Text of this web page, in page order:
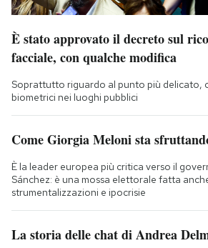
È stato approvato il decreto sul
facciale, con qualche modifica
Soprattutto riguardo al punto più delicato,
biometrici nei luoghi pubblici
Come Giorgia Meloni sta
È la leader europea più critica verso il
Sánchez: è una mossa elettorale fatta
strumentalizzazioni e ipocrisie
La storia delle chat di Andrea